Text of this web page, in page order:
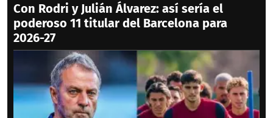
Con Rodri y Julián Álvarez: así sería el
poderoso 11 titular del Barcelona para
2026-27